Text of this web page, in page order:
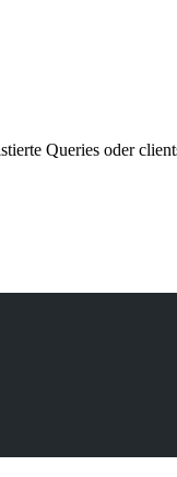
Queries oder